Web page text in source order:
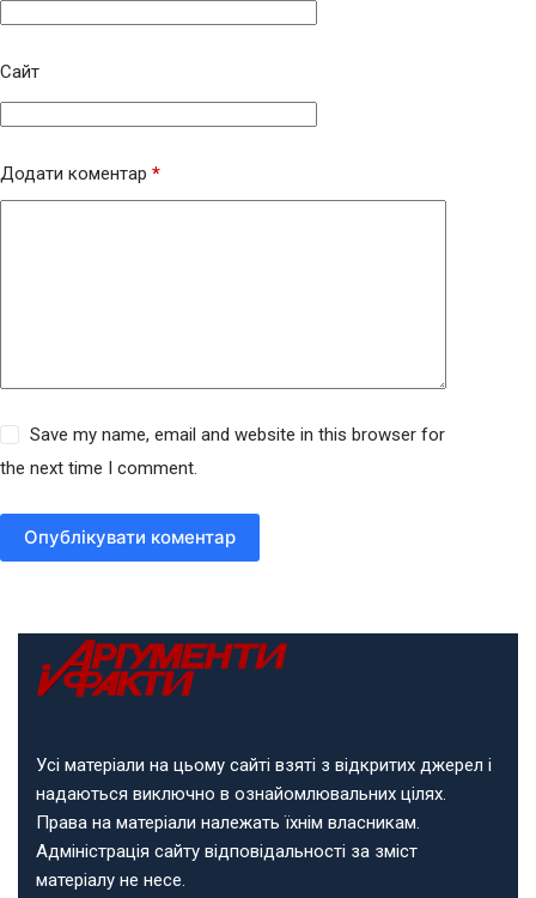
Сайт
Додати коментар *
Save my name, email and website in this browser for
the next time I comment.
Опублікувати коментар
Усі матеріали на цьому сайті взяті з відкритих джерел і
надаються виключно в ознайомлювальних цілях.
Права на матеріали належать їхнім власникам.
Адміністрація сайту відповідальності за зміст
матеріалу не несе.